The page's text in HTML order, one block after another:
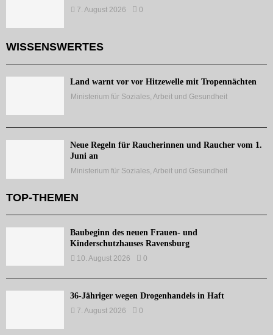
7. August 2026 0
WISSENSWERTES
Land warnt vor vor Hitzewelle mit Tropennächten
Ministerium für Soziales, Arbeit und Gesundheit
Neue Regeln für Raucherinnen und Raucher vom 1.
Juni an
Ministerium für Soziales, Arbeit und Gesundheit
TOP-THEMEN
Baubeginn des neuen Frauen- und
Kinderschutzhauses Ravensburg
10. August 2026 0
36-Jähriger wegen Drogenhandels in Haft
7. August 2026 0